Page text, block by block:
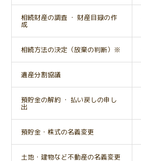
相続財産の調査 ・ 財産目録の作
成
相続方法の決定（放棄の判断）※
遺産分割協議
預貯金の解約 ・ 払い戻しの申し
出
預貯金・株式の名義変更
土地・建物など不動産の名義変更